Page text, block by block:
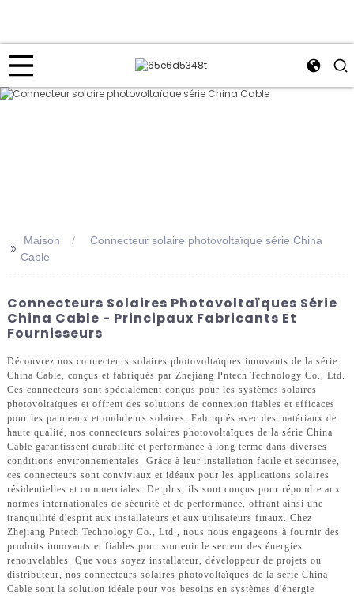
>> Maison
Connecteur solaire photovoltaïque série China
Cable
Connecteurs Solaires Photovoltaïques Série
China Cable - Principaux Fabricants Et
Fournisseurs
Découvrez nos connecteurs solaires photovoltaïques innovants de la série
China Cable, conçus et fabriqués par Zhejiang Pntech Technology Co., Ltd.
Ces connecteurs sont spécialement conçus pour les systèmes solaires
photovoltaïques et offrent des solutions de connexion fiables et efficaces
pour les panneaux et onduleurs solaires. Fabriqués avec des matériaux de
haute qualité, nos connecteurs solaires photovoltaïques de la série China
Cable garantissent durabilité et performance à long terme dans diverses
conditions environnementales. Grâce à leur installation facile et sécurisée,
ces connecteurs sont conviviaux et idéaux pour les applications solaires
résidentielles et commerciales. De plus, ils sont conçus pour répondre aux
normes internationales de sécurité et de performance, offrant ainsi une
tranquillité d'esprit aux installateurs et aux utilisateurs finaux. Chez
Zhejiang Pntech Technology Co., Ltd., nous nous engageons à fournir des
produits innovants et fiables pour soutenir le secteur des énergies
renouvelables. Que vous soyez installateur, développeur de projets ou
distributeur, nos connecteurs solaires photovoltaïques de la série China
Cable sont la solution idéale pour vos besoins en systèmes d'énergie